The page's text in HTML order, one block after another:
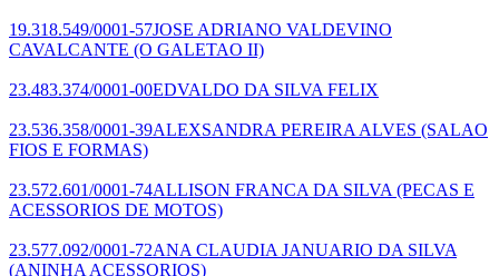
19.318.549/0001-57JOSE ADRIANO VALDEVINO
CAVALCANTE (O GALETAO II)
23.483.374/0001-00EDVALDO DA SILVA FELIX
23.536.358/0001-39ALEXSANDRA PEREIRA ALVES (SALAO
FIOS E FORMAS)
23.572.601/0001-74ALLISON FRANCA DA SILVA (PECAS E
ACESSORIOS DE MOTOS)
23.577.092/0001-72ANA CLAUDIA JANUARIO DA SILVA
(ANINHA ACESSORIOS)